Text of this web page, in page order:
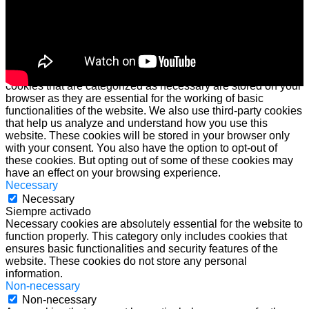
This website uses cookies to improve your experience while
you navigate through the website. Out of these cookies, the
cookies that are categorized as necessary are stored on your
browser as they are essential for the working of basic
functionalities of the website. We also use third-party cookies
that help us analyze and understand how you use this
website. These cookies will be stored in your browser only
with your consent. You also have the option to opt-out of
these cookies. But opting out of some of these cookies may
have an effect on your browsing experience.
Necessary
Necessary
Siempre activado
Necessary cookies are absolutely essential for the website to
function properly. This category only includes cookies that
ensures basic functionalities and security features of the
website. These cookies do not store any personal
information.
Non-necessary
Non-necessary